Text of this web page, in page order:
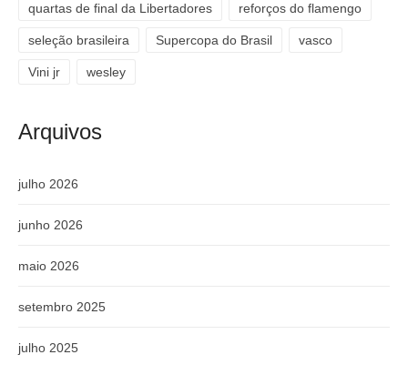
quartas de final da Libertadores reforços do flamengo
seleção brasileira Supercopa do Brasil vasco
Vini jr wesley
Arquivos
julho 2026
junho 2026
maio 2026
setembro 2025
julho 2025